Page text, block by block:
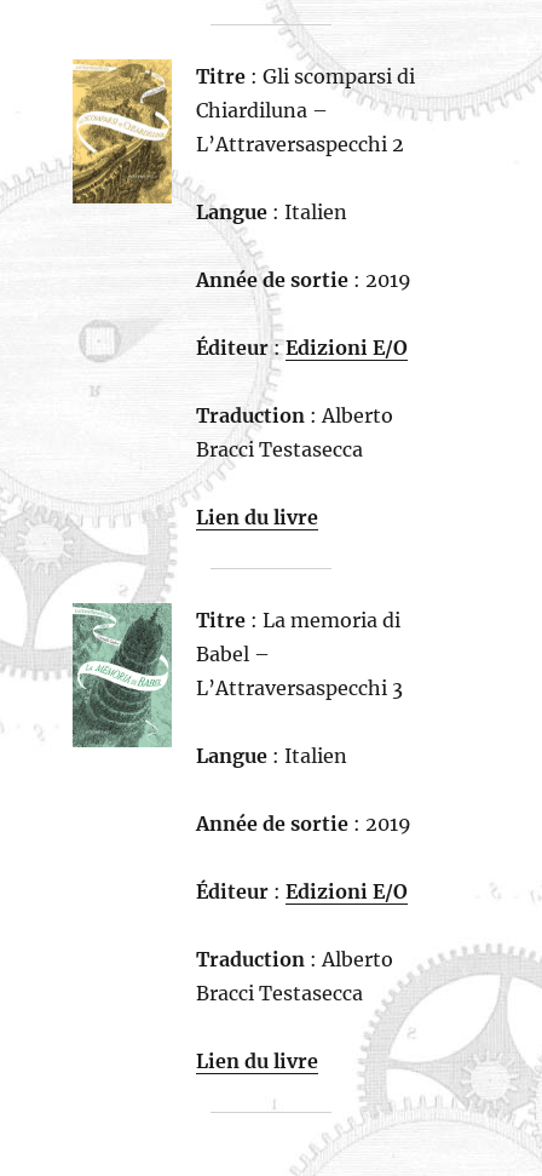
Titre: Gli scomparsi di
Chiardiluna –
L’Attraversaspecchi 2
Langue: Italien
Année de sortie : 2019
Éditeur:Edizioni E/O
Traduction : Alberto
Bracci Testasecca
Lien du livre
Titre: La memoria di
Babel –
L’Attraversaspecchi 3
Langue: Italien
Année de sortie : 2019
Éditeur: Edizioni E/O
Traduction : Alberto
Bracci Testasecca
Lien du livre